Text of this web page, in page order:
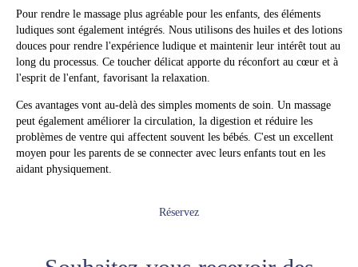
Pour rendre le massage plus agréable pour les enfants, des éléments
ludiques sont également intégrés. Nous utilisons des huiles et des lotions
douces pour rendre l'expérience ludique et maintenir leur intérêt tout au
long du processus. Ce toucher délicat apporte du réconfort au cœur et à
l'esprit de l'enfant, favorisant la relaxation.
Ces avantages vont au-delà des simples moments de soin. Un massage
peut également améliorer la circulation, la digestion et réduire les
problèmes de ventre qui affectent souvent les bébés. C'est un excellent
moyen pour les parents de se connecter avec leurs enfants tout en les
aidant physiquement.
Réservez